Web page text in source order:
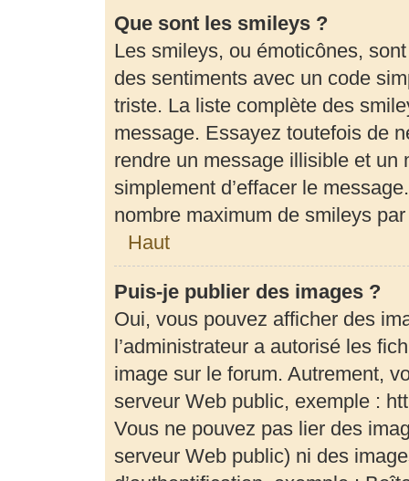
Que sont les smileys ?
Les smileys, ou émoticônes,
des sentiments avec un code
triste. La liste complète des
message. Essayez toutefois de
rendre un message illisible et un
simplement d’effacer le
nombre maximum de smileys
Haut
Puis-je publier des images ?
Oui, vous pouvez afficher des
l’administrateur a autorisé les
image sur le forum. Autrement,
serveur Web public, exemple :
Vous ne pouvez pas lier des
serveur Web public) ni des